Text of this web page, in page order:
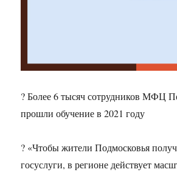
? Более 6 тысяч сотрудников МФЦ
прошли обучение в 2021 году
? «Чтобы жители Подмосковья
госуслуги, в регионе действует